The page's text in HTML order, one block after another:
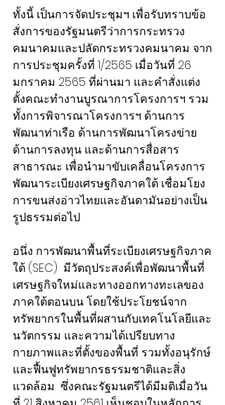
ทั้งนี้ เป็นการจัดประชุมฯ เพื่อรับทราบข้อ
สั่งการของรัฐมนตรีว่าการกระทรวง
คมนาคมและปลัดกระทรวงคมนาคม จาก
การประชุมครั้งที่ 1/2565 เมื่อวันที่ 26
มกราคม 2565 ที่ผ่านมา และคำสั่งแต่ง
ตั้งคณะทำงานบูรณาการโครงการฯ รวม
ทั้งการพิจารณาโครงการฯ ด้านการ
พัฒนาท่าเรือ ด้านการพัฒนาโครงข่าย
ด้านการลงทุน และด้านการสื่อสาร
สาธารณะ เพื่อนำมาขับเคลื่อนโครงการ
พัฒนาระเบียงเศรษฐกิจภาคใต้ เชื่อมโยง
การขนส่งอ่าวไทยและอันดามันอย่างเป็น
รูปธรรมต่อไป
อนึ่ง การพัฒนาพื้นที่ระเบียงเศรษฐกิจภาค
ใต้ (SEC)  มีวัตถุประสงค์เพื่อพัฒนาพื้นที่
เศรษฐกิจใหม่และทางออกทางทะเลของ
ภาคใต้ตอนบน โดยใช้ประโยชน์จาก
ทรัพยากรในพื้นที่ผสานกับเทคโนโลยีและ
นวัตกรรม และความได้เปรียบทาง
กายภาพและที่ตั้งของพื้นที่ รวมทั้งอนุรักษ์
และฟื้นฟูทรัพยากรธรรมชาติและสิ่ง
แวดล้อม  ซึ่งคณะรัฐมนตรีได้มีมติเมื่อวัน